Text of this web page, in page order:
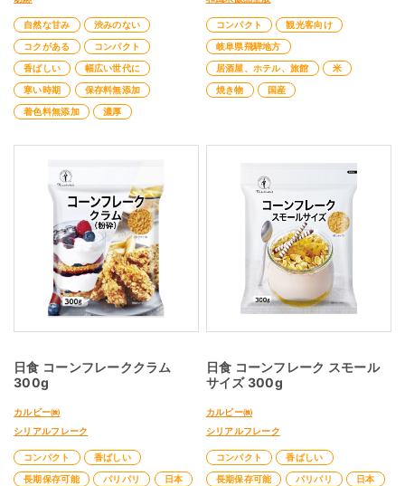
自然な甘み
渋みのない
コクがある
コンパクト
香ばしい
幅広い世代に
寒い時期
保存料無添加
着色料無添加
濃厚
コンパクト
観光客向け
岐阜県飛騨地方
居酒屋、ホテル、旅館
米
焼き物
国産
日食 コーンフレーククラム
300g
カルビー㈱
シリアルフレーク
コンパクト
香ばしい
長期保存可能
パリパリ
日本
日食 コーンフレーク スモール
サイズ 300g
カルビー㈱
シリアルフレーク
コンパクト
香ばしい
長期保存可能
パリパリ
日本